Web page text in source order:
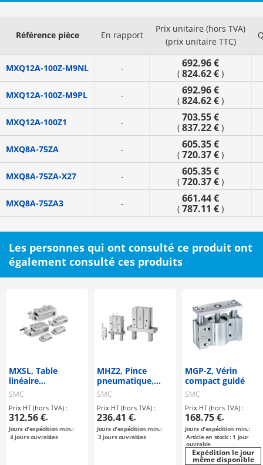
Référence pièce En rapport
Prix unitaire (hors TVA)
(prix unitaire TTC)
MXQ12A-100Z-M9NL - 692.96 €
( 824.62 € )
MXQ12A-100Z-M9PL - 692.96 €
( 824.62 € )
MXQ12A-100Z1 - 703.55 €
( 837.22 € )
MXQ8A-75ZA - 605.35 €
( 720.37 € )
MXQ8A-75ZA-X27 - 605.35 €
( 720.37 € )
MXQ8A-75ZA3 - 661.44 €
( 787.11 € )
Les personnes qui ont consulté ce produit ont
également consulté ces produits
MXSL, Table
linéaire
pneumatique
(symétrique)
SMC
Prix HT (hors TVA) :
312.56 €-
Jours d'expédition min.:
4jours ouvrables
MHZ2, Pince
pneumatique,
serrage en
parallèle, standard
SMC
Prix HT (hors TVA) :
236.41 €-
Jours d'expédition min.:
3jours ouvrables
MGP-Z, Vérin
compact guidé
SMC
Prix HT (hors TVA) :
168.75 €-
Jours d'expédition min.:
Article en stock : 1 jour
ouvrable
Expédition le jour
même disponible